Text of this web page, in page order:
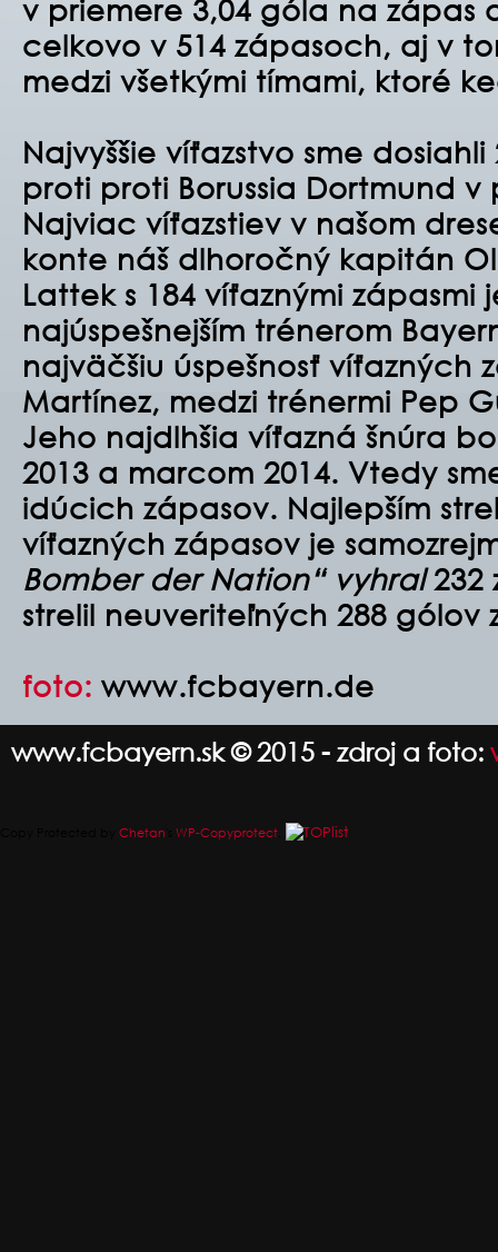
v priemere 3,04 góla na zápas
celkovo v 514 zápasoch, aj v
medzi všetkými tímami, ktoré
Najvyššie víťazstvo sme
proti proti Borussia Dortmund v
Najviac víťazstiev v našom
konte náš dlhoročný kapitán
Lattek s 184 víťaznými zápasmi
najúspešnejším trénerom
najväčšiu úspešnosť víťazných
Martínez, medzi trénermi Pep
Jeho najdlhšia víťazná šnúra
2013 a marcom 2014. Vtedy
idúcich zápasov. Najlepším
víťazných zápasov je
Bomber der Nation“ vyhral232
strelil neuveriteľných 288 gólov
foto: www.fcbayern.de
www.fcbayern.sk © 2015 - zdroj a foto:
Chetan WP-Copyprotect